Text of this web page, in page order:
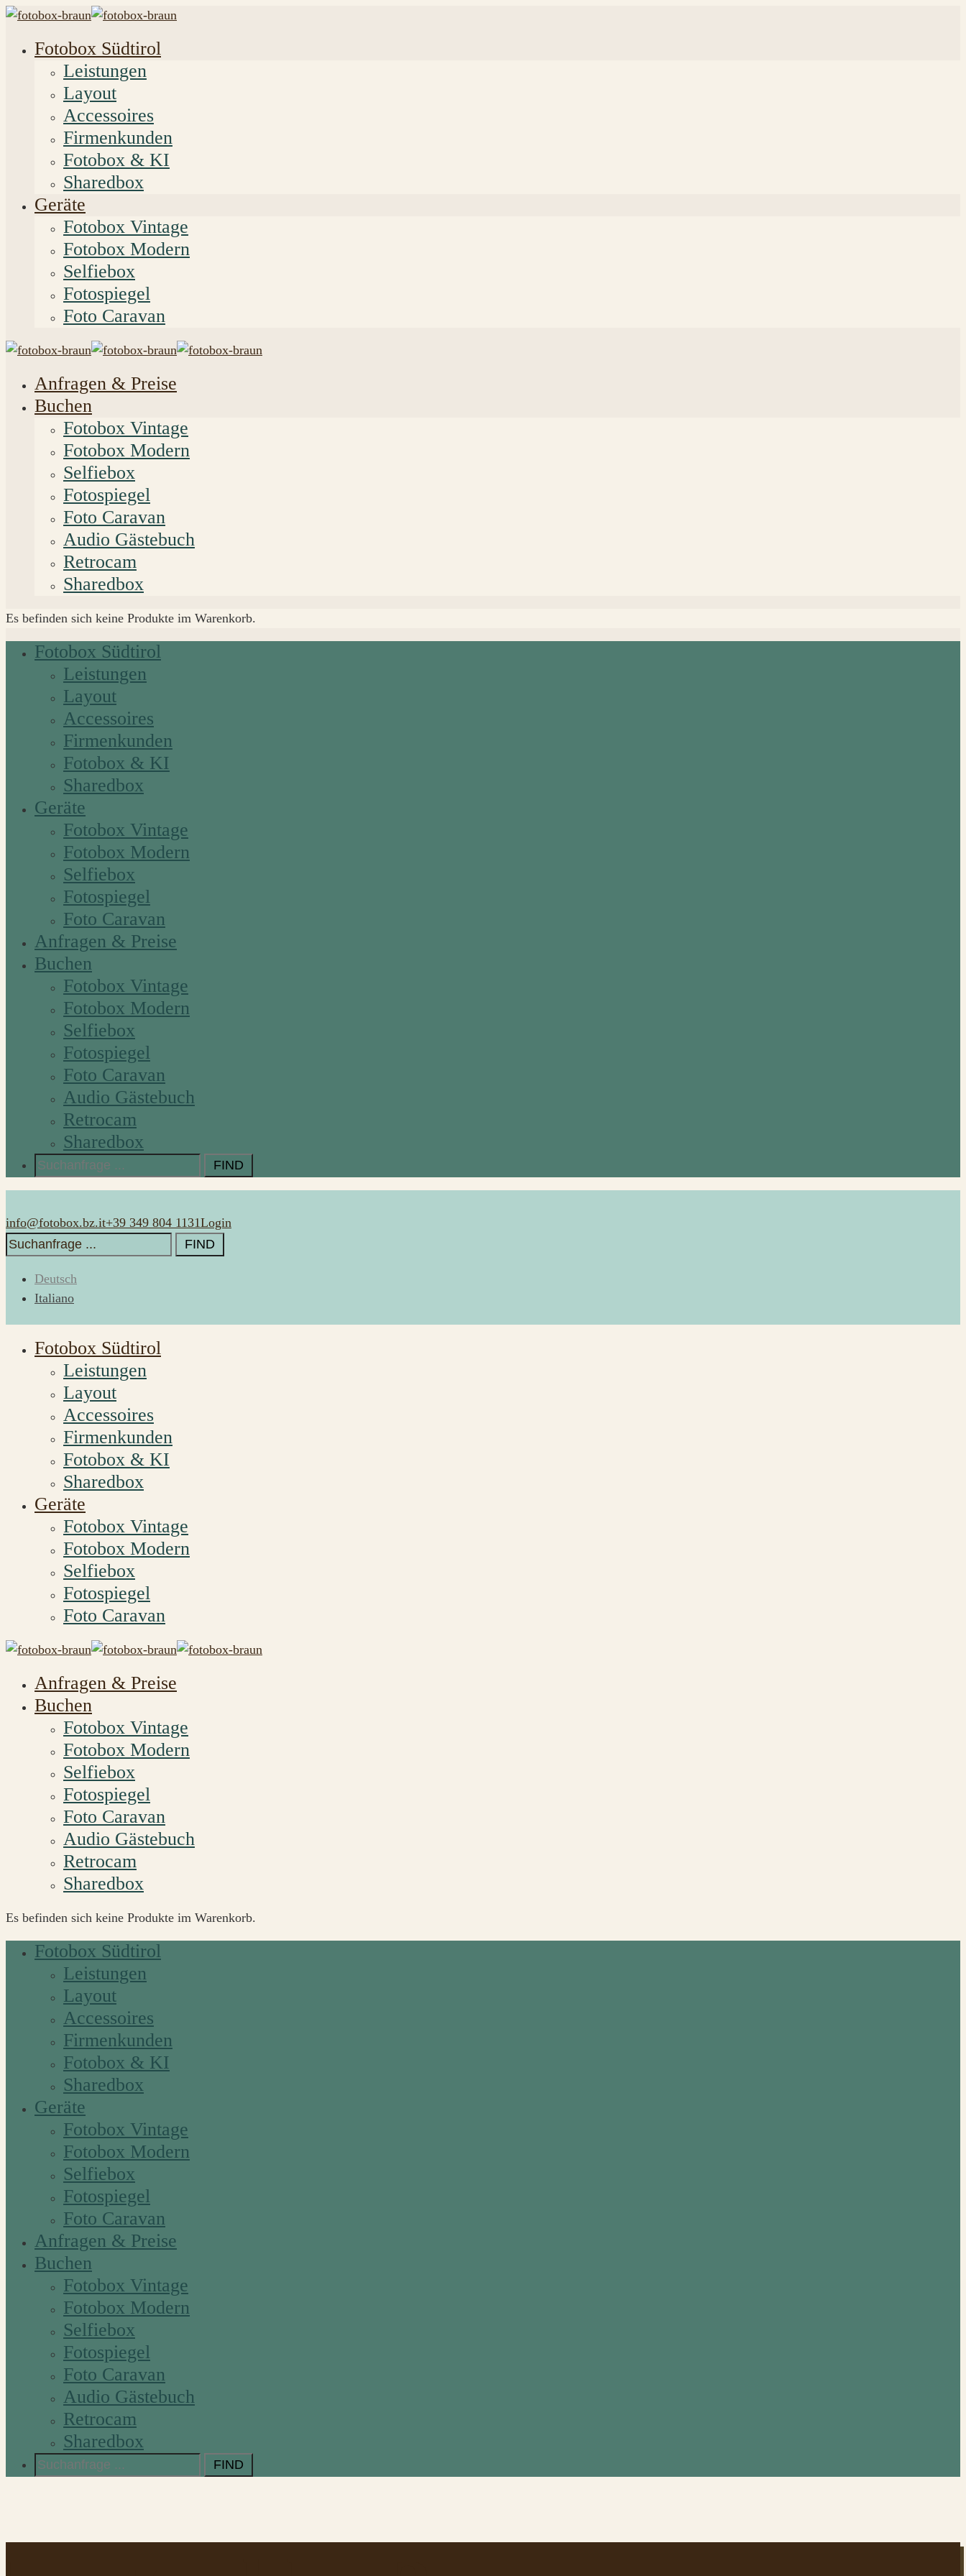
Fotobox Südtirol
Leistungen
Layout
Accessoires
Firmenkunden
Fotobox & KI
Sharedbox
Geräte
Fotobox Vintage
Fotobox Modern
Selfiebox
Fotospiegel
Foto Caravan
Anfragen & Preise
Buchen
Fotobox Vintage
Fotobox Modern
Selfiebox
Fotospiegel
Foto Caravan
Audio Gästebuch
Retrocam
Sharedbox
Es befinden sich keine Produkte im Warenkorb.
Fotobox Südtirol
Leistungen
Layout
Accessoires
Firmenkunden
Fotobox & KI
Sharedbox
Geräte
Fotobox Vintage
Fotobox Modern
Selfiebox
Fotospiegel
Foto Caravan
Anfragen & Preise
Buchen
Fotobox Vintage
Fotobox Modern
Selfiebox
Fotospiegel
Foto Caravan
Audio Gästebuch
Retrocam
Sharedbox
Search
for:
info@fotobox.bz.it+39 349 804 1131Login
Search
for:
Deutsch
Italiano
Fotobox Südtirol
Leistungen
Layout
Accessoires
Firmenkunden
Fotobox & KI
Sharedbox
Geräte
Fotobox Vintage
Fotobox Modern
Selfiebox
Fotospiegel
Foto Caravan
Anfragen & Preise
Buchen
Fotobox Vintage
Fotobox Modern
Selfiebox
Fotospiegel
Foto Caravan
Audio Gästebuch
Retrocam
Sharedbox
Es befinden sich keine Produkte im Warenkorb.
Fotobox Südtirol
Leistungen
Layout
Accessoires
Firmenkunden
Fotobox & KI
Sharedbox
Geräte
Fotobox Vintage
Fotobox Modern
Selfiebox
Fotospiegel
Foto Caravan
Anfragen & Preise
Buchen
Fotobox Vintage
Fotobox Modern
Selfiebox
Fotospiegel
Foto Caravan
Audio Gästebuch
Retrocam
Sharedbox
Search
for: